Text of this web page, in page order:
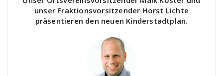
unser Fraktionsvorsitzender Horst Lichte
präsentieren den neuen Kinderstadtplan.